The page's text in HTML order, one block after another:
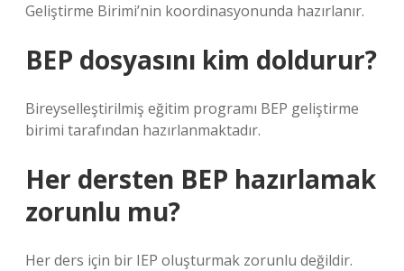
Geliştirme Birimi’nin koordinasyonunda hazırlanır.
BEP dosyasını kim doldurur?
Bireyselleştirilmiş eğitim programı BEP geliştirme
birimi tarafından hazırlanmaktadır.
Her dersten BEP hazırlamak
zorunlu mu?
Her ders için bir IEP oluşturmak zorunlu değildir.